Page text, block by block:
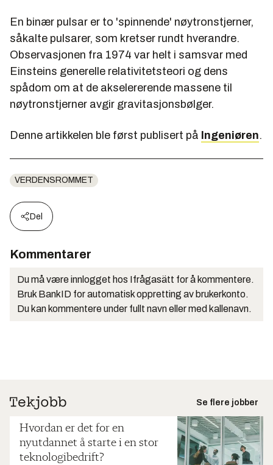
En binær pulsar er to 'spinnende' nøytronstjerner,
såkalte pulsarer, som kretser rundt hverandre.
Observasjonen fra 1974 var helt i samsvar med
Einsteins generelle relativitetsteori og dens
spådom om at de akselererende massene til
nøytronstjerner avgir gravitasjonsbølger.
Denne artikkelen ble først publisert på Ingeniøren.
VERDENSROMMET
Del
Kommentarer
Du må være innlogget hos Ifrågasätt for å kommentere.
Bruk BankID for automatisk oppretting av brukerkonto.
Du kan kommentere under fullt navn eller med kallenavn.
Se flere jobber
Hvordan er det for en
nyutdannet å starte i en stor
teknologibedrift?